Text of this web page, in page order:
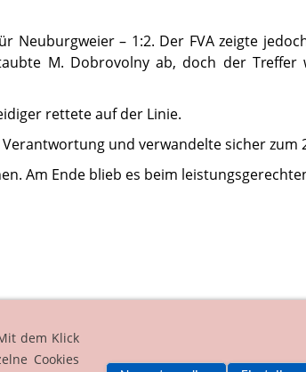
– 1:2. Der FVA zeigte
M. Dobrovolny ab, doch der Treffer
rettete auf der Linie.
und verwandelte sicher zum
Am Ende blieb es beim
dem Klick
Cookies